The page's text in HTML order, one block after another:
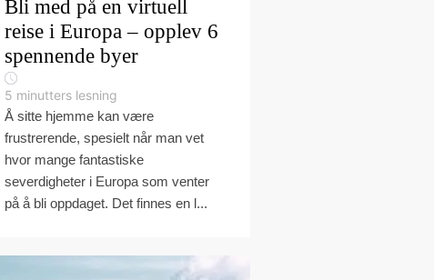
Bli med på en virtuell
reise i Europa – opplev 6
spennende byer
5 minutters lesning
Å sitte hjemme kan være
frustrerende, spesielt når man vet
hvor mange fantastiske
severdigheter i Europa som venter
på å bli oppdaget. Det finnes en l...